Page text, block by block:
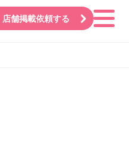
店舗掲載依頼する